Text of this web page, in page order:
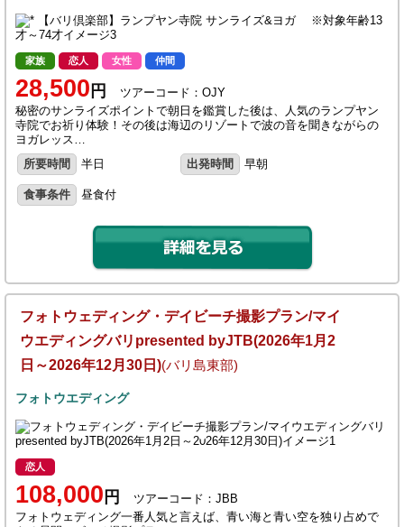
家族 恋人 女性 仲間
28,500 円
ツアーコード：OJY
秘密のサンライズポイントで朝日を鑑賞した後は、人気のランプヤン
寺院でお祈り体験！その後は海辺のリゾートで波の音を聞きながらの
ヨガレッス…
所要時間
半日 出発時間 早朝
食事条件 昼食付
フォトウェディング・デイビーチ撮影プラン/マイ
ウエディングバリpresented byJTB(2026年1月2
日～2026年12月30日)(バリ島東部)
フォトウエディング
恋人
108,000 円
ツアーコード：JBB
フォトウェディング一番人気と言えば、青い海と青い空を独り占めで